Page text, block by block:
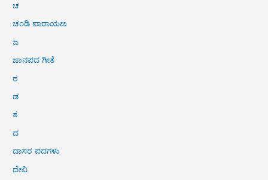
ಚ
ಚಂಡಿ ಪಾರಾಯಣ
ಜ
ಜಾನಪದ ಗೀತೆ
ಠ
ಡ
ತ
ದ
ದಾಸರ ಪದಗಳು
ದೇವಿ